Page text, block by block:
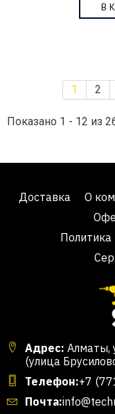
В
1 2
Показано 1 - 12 из
Доставка О
Адрес: Алматы,
(улица
Телефон:+7
Почта: